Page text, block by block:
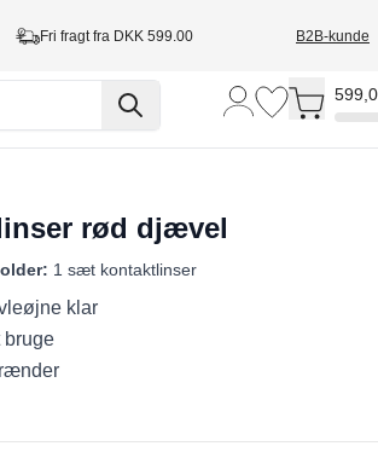
Fri fragt fra DKK 599.00 B2B-kunde
rød djævel
1 sæt kontaktlinser
klar
bruge